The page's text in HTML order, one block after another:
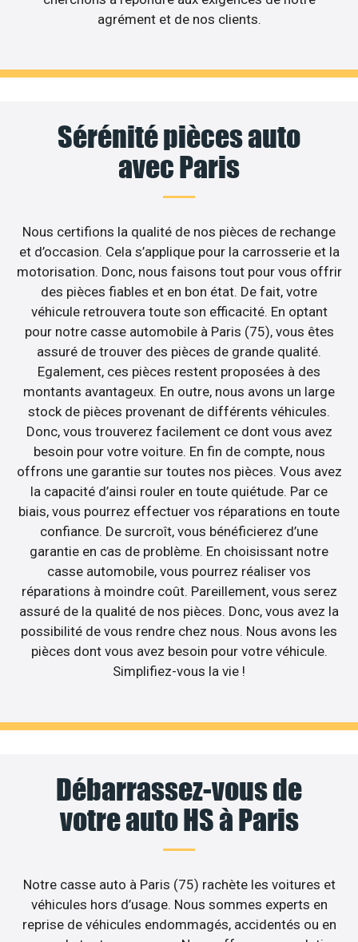
agrément et de nos clients.
Sérénité pièces auto
avec Paris
Nous certifions la qualité de nos pièces de rechange
et d’occasion. Cela s’applique pour la carrosserie et la
motorisation. Donc, nous faisons tout pour vous offrir
des pièces fiables et en bon état. De fait, votre
véhicule retrouvera toute son efficacité. En optant
pour notre casse automobile à Paris (75), vous êtes
assuré de trouver des pièces de grande qualité.
Egalement, ces pièces restent proposées à des
montants avantageux. En outre, nous avons un large
stock de pièces provenant de différents véhicules.
Donc, vous trouverez facilement ce dont vous avez
besoin pour votre voiture. En fin de compte, nous
offrons une garantie sur toutes nos pièces. Vous avez
la capacité d’ainsi rouler en toute quiétude. Par ce
biais, vous pourrez effectuer vos réparations en toute
confiance. De surcroît, vous bénéficierez d’une
garantie en cas de problème. En choisissant notre
casse automobile, vous pourrez réaliser vos
réparations à moindre coût. Pareillement, vous serez
assuré de la qualité de nos pièces. Donc, vous avez la
possibilité de vous rendre chez nous. Nous avons les
pièces dont vous avez besoin pour votre véhicule.
Simplifiez-vous la vie !
Débarrassez-vous de
votre auto HS à Paris
Notre casse auto à Paris (75) rachète les voitures et
véhicules hors d’usage. Nous sommes experts en
reprise de véhicules endommagés, accidentés ou en